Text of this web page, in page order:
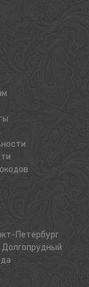
Петербург
Долгопрудный